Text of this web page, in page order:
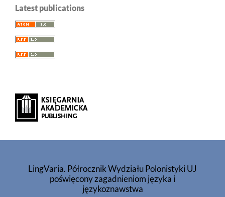
Latest publications
LingVaria. Półrocznik Wydziału Polonistyki UJ
poświęcony zagadnieniom języka i
językoznawstwa